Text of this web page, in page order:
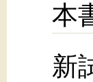
本
新